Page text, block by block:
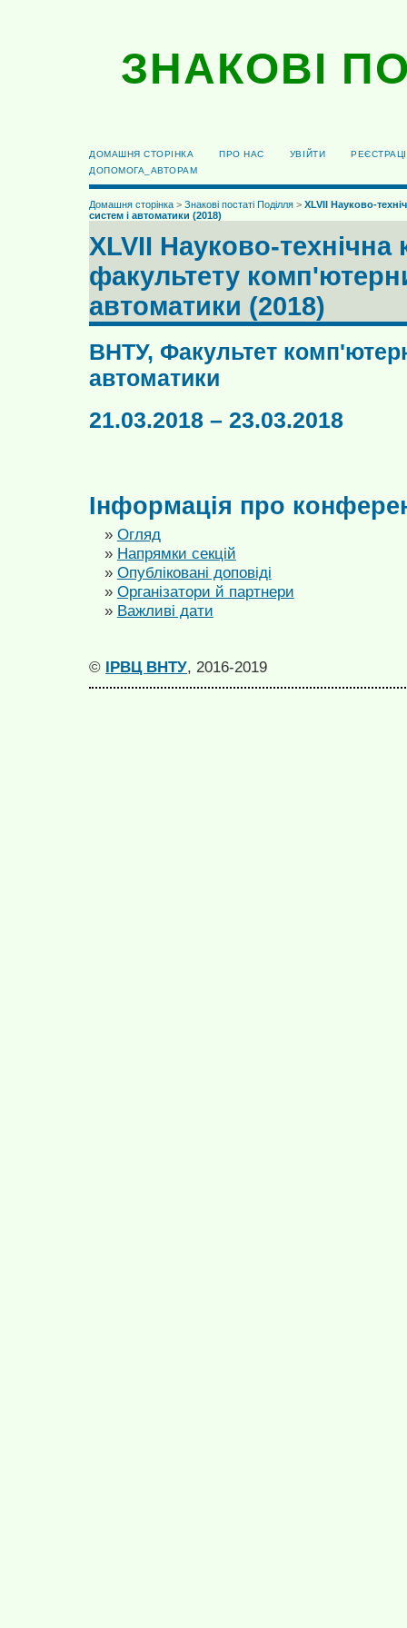
ЗНАКОВІ
ДОМАШНЯ СТОРІНКА ПРО НАС УВІЙТИ
ДОПОМОГА_АВТОРАМ
Домашня сторінка > Знакові постаті Поділля > XLVII Науково-
систем і автоматики (2018)
XLVII Науково-технічна
факультету
автоматики (2018)
ВНТУ, Факультет
автоматики
21.03.2018 – 23.03.2018
Інформація про
» Огляд
» Напрямки секцій
» Опубліковані доповіді
» Організатори й партнери
» Важливі дати
© ІРВЦ ВНТУ, 2016-2019